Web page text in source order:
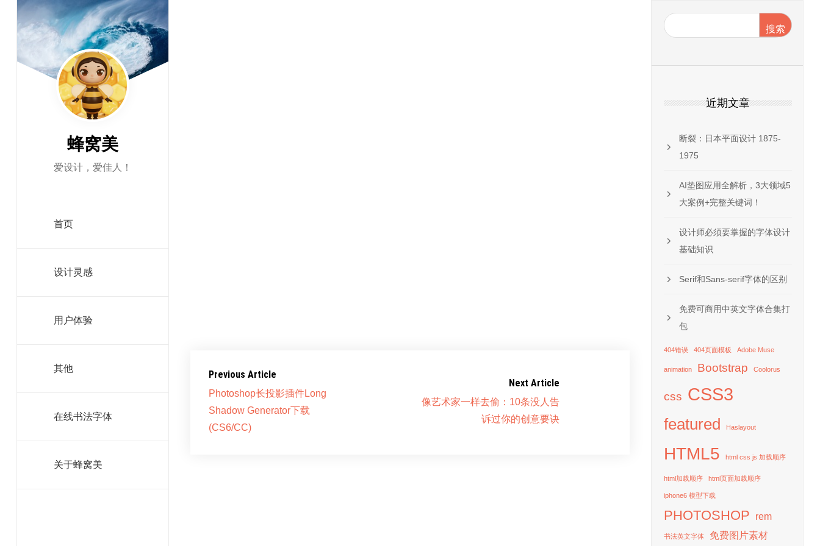
蜂窝美
爱设计，爱佳人！
首页
设计灵感
用户体验
其他
在线书法字体
关于蜂窝美
Previous Article
Photoshop长投影插件Long
Shadow Generator下载
(CS6/CC)
Next Article
像艺术家一样去偷：10条没人告
诉过你的创意要诀
搜索
近期文章
断裂：日本平面设计 1875-
1975
AI垫图应用全解析，3大领域5
大案例+完整关键词！
设计师必须要掌握的字体设计
基础知识
Serif和Sans-serif字体的区别
免费可商用中英文字体合集打
包
404错误 404页面模板 Adobe Muse
animation Bootstrap Coolorus
css CSS3
featured Haslayout
HTML5 html css js 加载顺序
html加载顺序 html页面加载顺序
iphone6 模型下载
PHOTOSHOP rem
书法英文字体 免费图片素材